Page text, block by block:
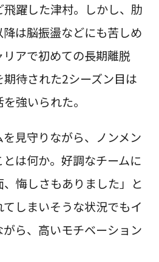
躍した津村。しかし、肋
は脳振盪などにも苦しめ
アで初めての長期離脱
待された2シーズン目は
強いられた。
見守りながら、ノンメン
は何か。好調なチームに
悔しさもありました」と
しまいそうな状況でもイ
ら、高いモチベーション